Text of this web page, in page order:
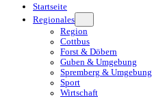
Startseite
Regionales
Region
Cottbus
Forst & Döbern
Guben & Umgebung
Spremberg & Umgebung
Sport
Wirtschaft